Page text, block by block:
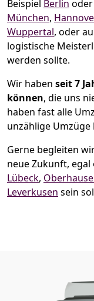
Beispiel Berlin oder
München,
Wuppertal, oder
logistische
werden sollte.
Wir haben seit7
können, die uns
haben fast alle
unzählige
Gerne begleiten
neue Zukunft, egal
Lübeck,
Leverkusen sein